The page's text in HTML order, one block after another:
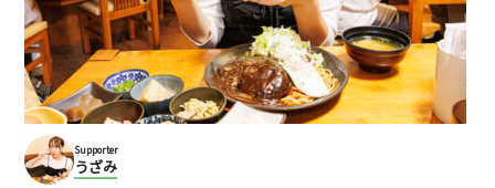
Supporter
うざみ